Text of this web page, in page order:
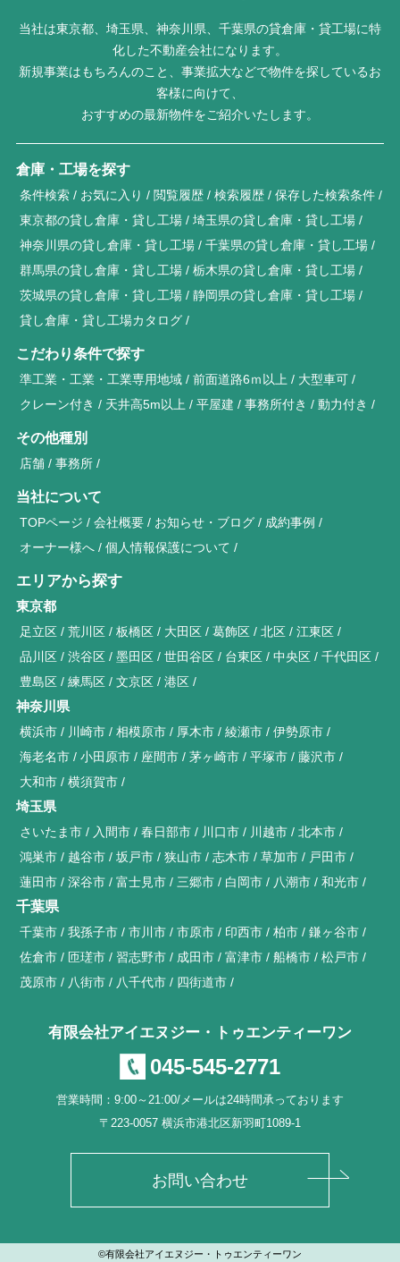
当社は東京都、埼玉県、神奈川県、千葉県の貸倉庫・貸工場に特
化した不動産会社になります。
新規事業はもちろんのこと、事業拡大などで物件を探しているお
客様に向けて、
おすすめの最新物件をご紹介いたします。
倉庫・工場を探す
条件検索 お気に入り 閲覧履歴 検索履歴
保存した検索条件
東京都の貸し倉庫・貸し工場
埼玉県の貸し倉庫・貸し工場
神奈川県の貸し倉庫・貸し工場
千葉県の貸し倉庫・貸し工場
群馬県の貸し倉庫・貸し工場
栃木県の貸し倉庫・貸し工場
茨城県の貸し倉庫・貸し工場
静岡県の貸し倉庫・貸し工場
貸し倉庫・貸し工場カタログ
こだわり条件で探す
準工業・工業・工業専用地域 前面道路6ｍ以上
大型車可
クレーン付き
天井高5m以上 平屋建 事務所付き 動力付き
その他種別
店舗 事務所
当社について
TOPページ 会社概要 お知らせ・ブログ
成約事例
オーナー様へ
個人情報保護について
エリアから探す
東京都
足立区 荒川区 板橋区 大田区 葛飾区 北区
江東区
品川区
渋谷区 墨田区 世田谷区 台東区 中央区
千代田区
豊島区
練馬区 文京区 港区
神奈川県
横浜市 川崎市 相模原市 厚木市 綾瀬市
伊勢原市
海老名市
小田原市 座間市 茅ヶ崎市 平塚市
藤沢市
大和市
横須賀市
埼玉県
さいたま市 入間市 春日部市 川口市 川越市
北本市
鴻巣市
越谷市 坂戸市 狭山市 志木市 草加市
戸田市
蓮田市
深谷市 富士見市 三郷市 白岡市 八潮市 和光市
千葉県
千葉市 我孫子市 市川市 市原市 印西市 柏市
鎌ヶ谷市
佐倉市
匝瑳市 習志野市 成田市 富津市 船橋市
松戸市
茂原市
八街市 八千代市 四街道市
有限会社アイエヌジー・トゥエンティーワン
045-545-2771
営業時間：9:00～21:00/メールは24時間承っております
〒223-0057 横浜市港北区新羽町1089-1
お問い合わせ
©有限会社アイエヌジー・トゥエンティーワン